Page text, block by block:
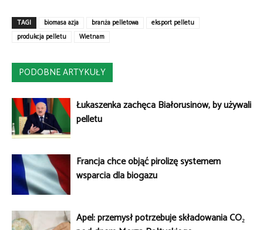
TAGI biomasa azja branża pelletowa
eksport pelletu
produkcja pelletu
Wietnam
PODOBNE ARTYKUŁY
Łukaszenka zachęca Białorusinów, by używali
pelletu
Francja chce objąć pirolizę systemem
wsparcia dla biogazu
Apel: przemysł potrzebuje składowania CO₂